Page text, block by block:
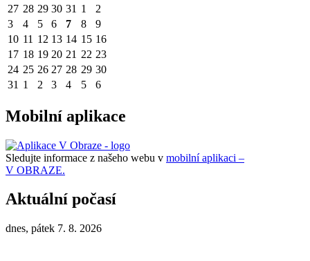
27 28 29 30 31 1
2
3
4 5 6 7 8
9
10 11 12 13 14 15 16
17 18 19 20 21 22 23
24 25 26 27 28 29 30
31 1 2 3 4 5 6
Mobilní aplikace
Sledujte informace z našeho webu v mobilní aplikaci –
V OBRAZE.
Aktuální počasí
dnes, pátek 7. 8. 2026